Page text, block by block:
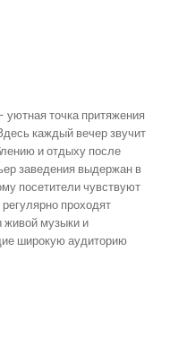
точка притяжения
каждый вечер звучит
и отдыху после
заведения выдержан в
посетители чувствуют
проходят
живой музыки и
широкую аудиторию